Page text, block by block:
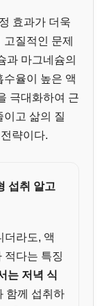
효과가 더욱
질적인 문제
과 마그네슘의
율이 높은 액
극대화하여 근
이고 삶의 질
략이다.
섭취 알고
더라도, 액
적다는 특징
는 저녁 식
함께 섭취하